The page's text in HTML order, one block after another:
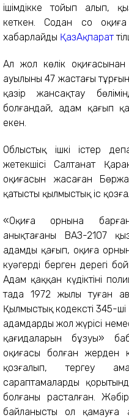
ішімдікке тойып алып,
кеткен. Содан соң
хабарлайды ҚазАқпарат
Ал жол көлік
ауылының 47 жастағы
қазір жансақтау
болғандай, адам қағып
екен.
Облыстық ішкі істер
жетекшісі Салтанат
оқиғасын жасаған
қатысты қылмыстық іс
«Оқиға орнына барған
анықтағаны ВАЗ-2107
адамды қағып, оқиға
куәгердің берген дерегі
Адам қаққан күдіктіні
таңда 1972 жылы туған
Қылмыстық кодекстің 345-
адамдардың жол жүрісі
қағидаларын бұзуы»
оқиғасы болған жерден
қозғалып, тергеу
сараптамалардың
болғаны расталған.
байланысты ол қамауға